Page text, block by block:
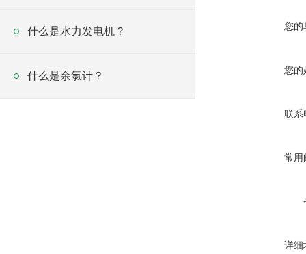
您的
您的
联系
常用
详细
什么是水力发电机？
什么是余氯计？